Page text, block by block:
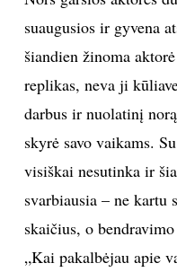
VAIKAI
NELAIMĖS
PRIVATUMO POLITIKA
suaugusios ir gyvena
šiandien žinoma
replikas, neva ji
darbus ir nuolatinį
skyrė savo vaikams.
visiškai nesutinka ir
svarbiausia – ne kartu
skaičius, o
„Kai pakalbėjau apie